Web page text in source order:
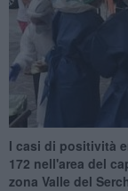
I casi di positività
172 nell'area del
zona Valle del